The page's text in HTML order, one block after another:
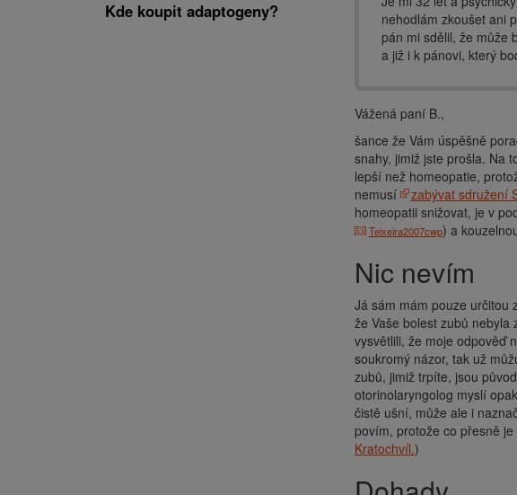
Kde koupit adaptogeny?
nehodlám zkoušet ani
pán mi sdělil, že může
a již i k pánovi, který
Vážená paní B.,
šance že Vám úspěšně
snahy, jimiž jste prošla. Na
lepší než homeopatie,
nemusí
zabývat sdružení
homeopatii snižovat, je v
Teixeira2007cwp) a
Nic nevím
Já sám mám pouze určitou
že Vaše bolest zubů
vysvětlili, že moje odpověď
soukromý názor, tak už
zubů, jimiž trpíte, jsou
otorinolaryngolog myslí
čistě ušní, může ale i
povím, protože co přesně
Kratochvíl.)